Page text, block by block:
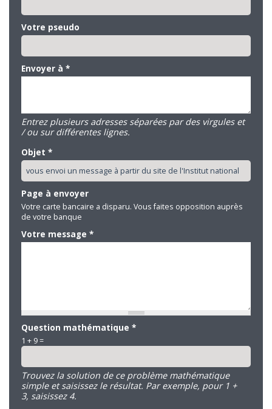
Votre pseudo
Envoyer à *
Entrez plusieurs adresses séparées par des virgules et
/ ou sur différentes lignes.
Objet *
Page à envoyer
Votre carte bancaire a disparu. Vous faites opposition auprès
de votre banque
Votre message *
Question mathématique *
1 + 9 =
Trouvez la solution de ce problème mathématique
simple et saisissez le résultat. Par exemple, pour 1 +
3, saisissez 4.